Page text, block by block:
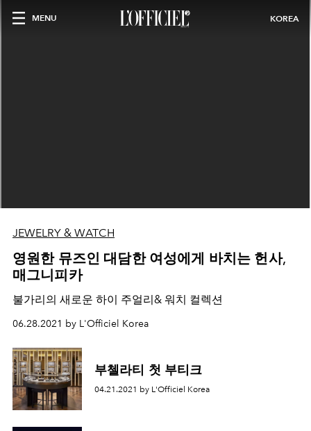
MENU KOREA
JEWELRY & WATCH
영원한 뮤즈인 대담한 여성에게 바치는 헌사,
매그니피카
불가리의 새로운 하이 주얼리& 워치 컬렉션
06.28.2021 by L'Officiel Korea
부첼라티 첫 부티크
04.21.2021 by L'Officiel Korea